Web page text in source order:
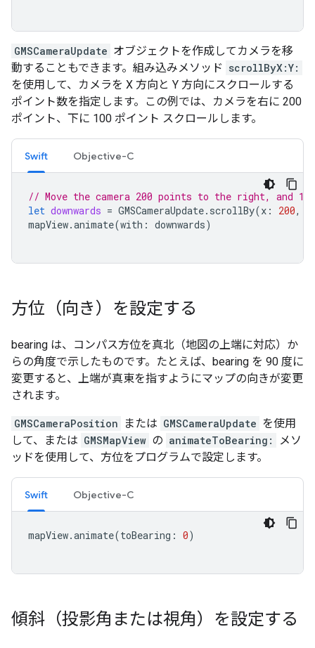
GMSCameraUpdate オブジェクトを作成してカメラを移
動することもできます。組み込みメソッド scrollByX:Y:
を使用して、カメラを X 方向と Y 方向にスクロールする
ポイント数を指定します。この例では、カメラを右に 200
ポイント、下に 100 ポイント スクロールします。
Swift Objective-C
// Move the camera 200 points to the right, and 100
let downwards = GMSCameraUpdate. scrollBy(x : 200,
mapView.animate(with : downwards)
方位（向き）を設定する
bearing は、コンパス方位を真北（地図の上端に対応）か
らの角度で示したものです。たとえば、bearing を 90 度に
変更すると、上端が真東を指すようにマップの向きが変更
されます。
GMSCameraPosition または GMSCameraUpdate を使用
して、または GMSMapView の animateToBearing:
メソ
ッドを使用して、方位をプログラムで設定します。
Swift Objective-C
mapView.animate(toBearing : 0)
傾斜（投影角または視角）を設定する